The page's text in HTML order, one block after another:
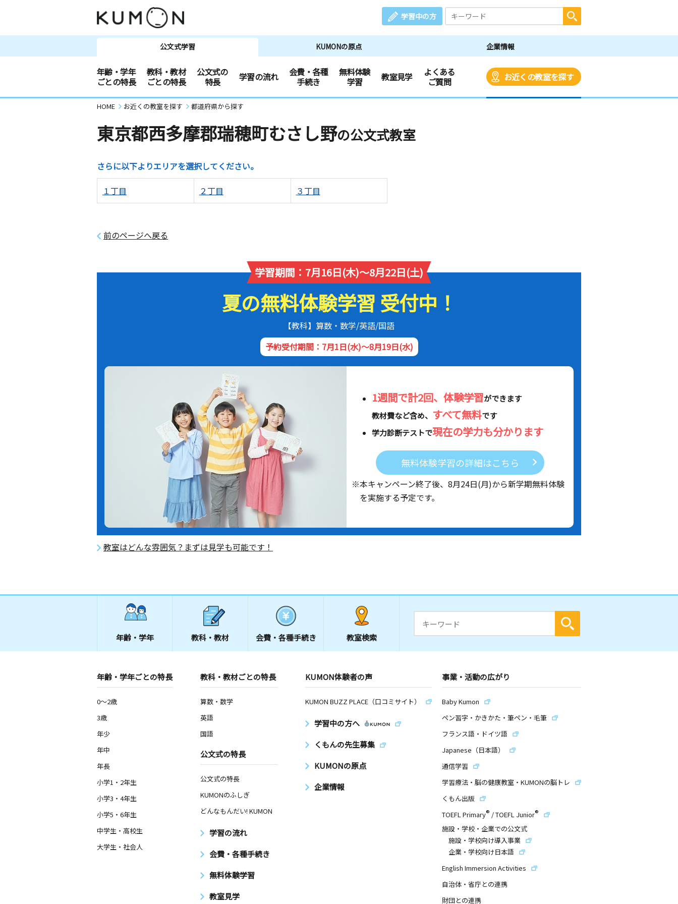
学習中の方
公文式学習 KUMONの原点 企業情報
年齢・学年
ごとの特長
教科・教材
ごとの特長
公文式の
特長
学習の流れ
会費・各種
手続き
無料体験
学習
教室見学
よくある
ご質問
お近くの教室を探す
HOME お近くの教室を探す 都道府県から探す
東京都西多摩郡瑞穂町むさし野の公文式教室
さらに以下よりエリアを選択してください。
１丁目 ２丁目 ３丁目
前のページへ戻る
学習期間：7月16日(木)～8月22日(土)
夏の無料体験学習 受付中！
【教科】算数・数学/英語/国語
予約受付期間：7月1日(水)～8月19日(水)
1週間で計2回、体験学習ができます
教材費など含め、 すべて無料です
学力診断テストで現在の学力も分かります
無料体験学習の詳細はこちら
※本キャンペーン終了後、 8月24日(月)から新学期無料体験
を実施する予定です。
教室はどんな雰囲気？まずは見学も可能です！
年齢・学年 教科・教材 会費・ 各種手続き 教室検索
年齢・学年ごとの特長
0～2歳
3歳
年少
年中
年長
小学1・2年生
小学3・4年生
小学5・6年生
中学生・高校生
大学生・社会人
教科・教材ごとの特長
算数・数学
英語
国語
公文式の特長
公文式の特長
KUMONのふしぎ
どんなもんだい! KUMON
学習の流れ
会費・各種手続き
無料体験学習
教室見学
KUMON体験者の声
KUMON BUZZ PLACE（口コミサイト）
学習中の方へ
くもんの先生募集
KUMONの原点
企業情報
事業・活動の広がり
Baby Kumon
ペン習字・かきかた・筆ペン・毛筆
フランス語・ドイツ語
Japanese（日本語）
通信学習
学習療法・脳の健康教室・KUMONの脳トレ
くもん出版
TOEFL Primary® /TOEFL Junior®
施設・学校・企業での公文式
施設・学校向け導入事業
企業・学校向け日本語
English Immersion Activities
自治体・省庁との連携
財団との連携